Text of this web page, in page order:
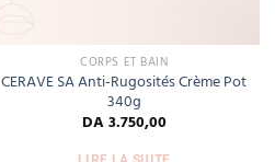
CORPS ET BAIN
CERAVE SA Anti-Rugosités Crème Pot
340g
DA3.750,00